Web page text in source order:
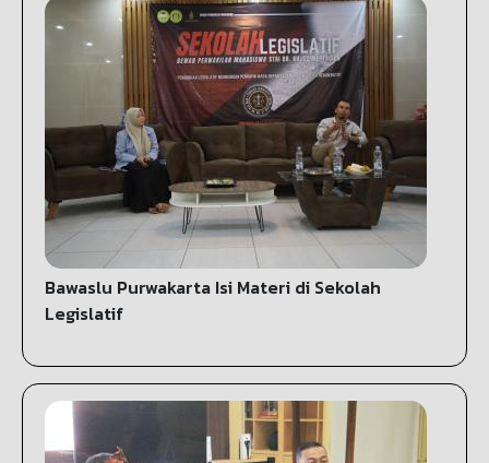
Bawaslu Purwakarta Isi Materi di Sekolah
Legislatif